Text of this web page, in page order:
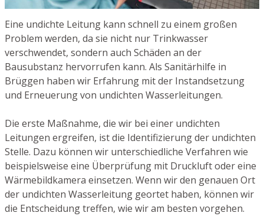
Eine undichte Leitung kann schnell zu einem großen
Problem werden, da sie nicht nur Trinkwasser
verschwendet, sondern auch Schäden an der
Bausubstanz hervorrufen kann. Als Sanitärhilfe in
Brüggen haben wir Erfahrung mit der Instandsetzung
und Erneuerung von undichten Wasserleitungen.
Die erste Maßnahme, die wir bei einer undichten
Leitungen ergreifen, ist die Identifizierung der undichten
Stelle. Dazu können wir unterschiedliche Verfahren wie
beispielsweise eine Überprüfung mit Druckluft oder eine
Wärmebildkamera einsetzen. Wenn wir den genauen Ort
der undichten Wasserleitung geortet haben, können wir
die Entscheidung treffen, wie wir am besten vorgehen.